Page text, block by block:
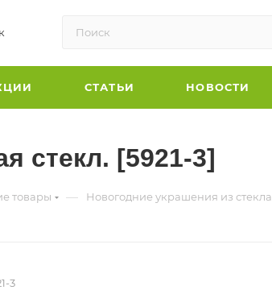
СТАТЬИ НОВОСТИ
стекл. [5921-3]
товары — Новогодние украшения из стекла
3